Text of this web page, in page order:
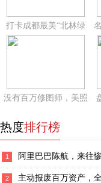
打卡成都最美“北林绿
没有百万修图师，美照
热度排行榜
1 阿里巴巴陈航，来往
2 主动报废百万资产，